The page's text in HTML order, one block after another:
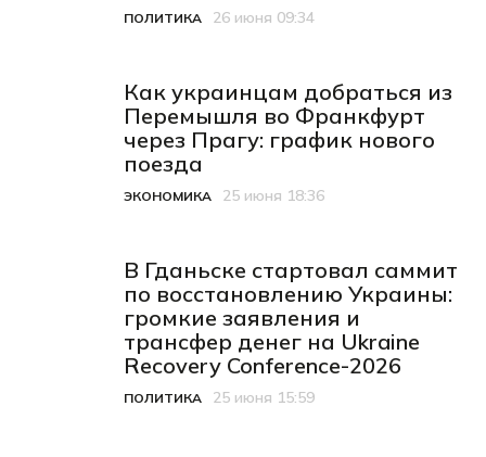
Категория
ПОЛИТИКА
Дата публикации
26 июня 09:34
Как украинцам добраться из
Перемышля во Франкфурт
через Прагу: график нового
поезда
Категория
ЭКОНОМИКА
Дата публикации
25 июня 18:36
В Гданьске стартовал саммит
по восстановлению Украины:
громкие заявления и
трансфер денег на Ukraine
Recovery Conference-2026
Категория
ПОЛИТИКА
Дата публикации
25 июня 15:59